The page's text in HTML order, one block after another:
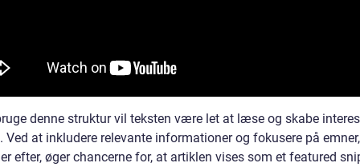
denne struktur vil teksten være let at læse og skabe
Ved at inkludere relevante informationer og fokusere på
efter, øger chancerne for, at artiklen vises som et featured